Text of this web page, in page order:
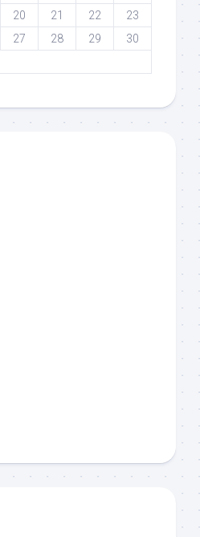
20 21 22
23
27 28 29
30